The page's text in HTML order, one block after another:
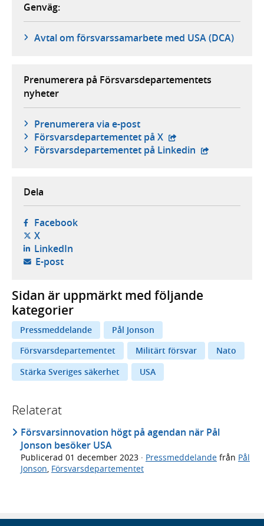
Genväg:
Avtal om försvarssamarbete med USA (DCA)
Prenumerera på Försvarsdepartementets
nyheter
Prenumerera via e-post
Försvars­departementet på X - extern webbplats,
Försvars­departementet på Linkedin - extern
Dela
Facebook- öppnas i ny flik, extern webbplats,
X- öppnas i ny flik, extern webbplats,
LinkedIn- öppnas i ny flik, extern webbplats,
E-post- öppnar din e-postklient,
Sidan är uppmärkt med följande
kategorier
Pressmeddelande
Pål Jonson
Försvarsdepartementet
Militärt försvar
Nato
Stärka Sveriges säkerhet
USA
Relaterat
Försvarsinnovation högt på agendan när Pål
Jonson besöker USA
Publicerad 01 december 2023 · Pressmeddelande från Pål
Jonson, Försvarsdepartementet